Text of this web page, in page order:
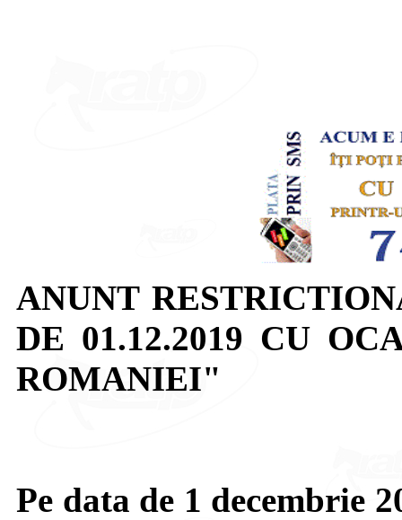
ANUNT
DE 01.12.2019 CU
ROMANIEI"
Pe data de 1 decembrie